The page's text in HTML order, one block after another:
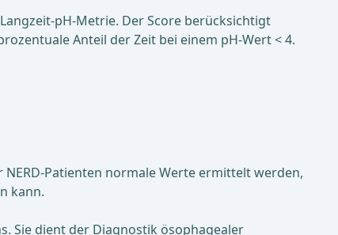
pH-Metrie. Der Sco­re berück­sichtigt
Anteil der Zeit bei ei­nem pH-Wert < 4.
Patienten normale Werte ermittelt werden,
kann.
Sie dient der Diagnostik ö­sophagea­ler